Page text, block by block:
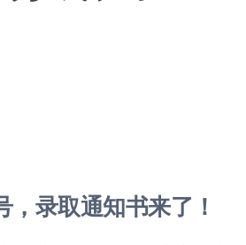
录取通知书来了！